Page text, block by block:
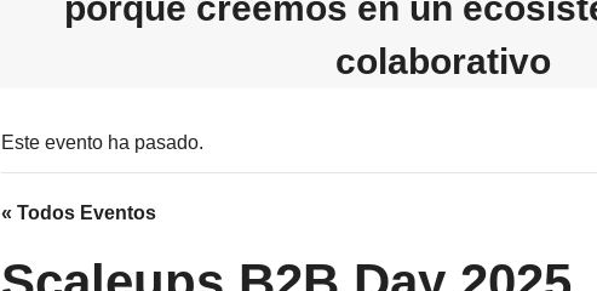
colaborativo
Este evento ha pasado.
« Todos Eventos